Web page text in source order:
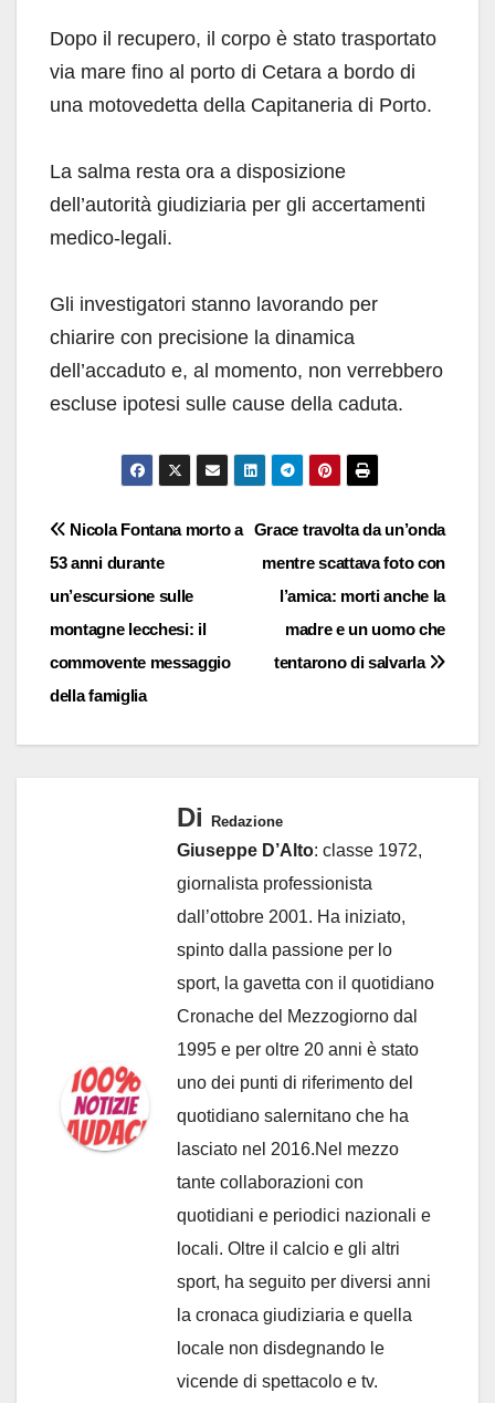
Dopo il recupero, il corpo è stato trasportato
via mare fino al porto di Cetara a bordo di
una motovedetta della Capitaneria di Porto.
La salma resta ora a disposizione
dell’autorità giudiziaria per gli accertamenti
medico-legali.
Gli investigatori stanno lavorando per
chiarire con precisione la dinamica
dell’accaduto e, al momento, non verrebbero
escluse ipotesi sulle cause della caduta.
Navigazione
articoli
Grace travolta da un’onda
mentre scattava foto con
l’amica: morti anche la
madre e un uomo che
tentarono di salvarla
Nicola Fontana morto a
53 anni durante
un’escursione sulle
montagne lecchesi: il
commovente messaggio
della famiglia
Di Redazione
Giuseppe D’Alto: classe 1972,
giornalista professionista
dall’ottobre 2001. Ha iniziato,
spinto dalla passione per lo
sport, la gavetta con il quotidiano
Cronache del Mezzogiorno dal
1995 e per oltre 20 anni è stato
uno dei punti di riferimento del
quotidiano salernitano che ha
lasciato nel 2016.Nel mezzo
tante collaborazioni con
quotidiani e periodici nazionali e
locali. Oltre il calcio e gli altri
sport, ha seguito per diversi anni
la cronaca giudiziaria e quella
locale non disdegnando le
vicende di spettacolo e tv.